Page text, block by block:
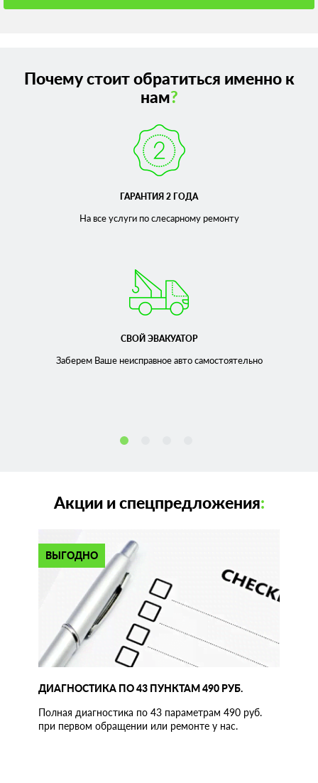
Почему стоит обратиться именно к
нам?
ГАРАНТИЯ 2 ГОДА
На все услуги по слесарномуремонту
СВОЙ ЭВАКУАТОР
Заберем Ваше неисправноеавто самостоятельно
Акции и спецпредложения:
ВЫГОДНО
ДИАГНОСТИКА ПО 43 ПУНКТАМ 490 РУБ.
Полная диагностика по 43 параметрам 490 руб.
при первом обращении или ремонте у нас.